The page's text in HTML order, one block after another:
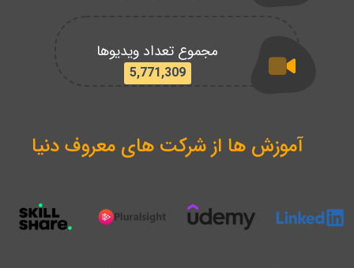
مجموع تعداد ویدیوها
5,771,309
آموزش ها از شرکت های معروف دنیا